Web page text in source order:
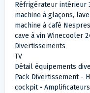
Réfrigérateur intérieur
machine à glaçons,
machine à café
cave à vin Winecooler
Divertissements
TV
Détail équipements
Pack Divertissement -
cockpit •